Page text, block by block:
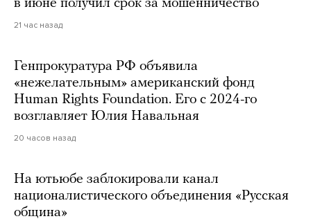
в июне получил срок за мошенничество
21 час назад
Генпрокуратура РФ объявила
«нежелательным» американский фонд
Human Rights Foundation. Его с 2024-го
возглавляет Юлия Навальная
20 часов назад
На ютьюбе заблокировали канал
националистического объединения «Русская
община»